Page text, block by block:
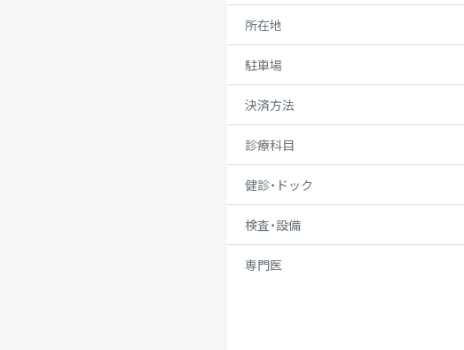
所在地
駐車場
決済方法
診療科目
健診・ドック
検査・設備
専門医